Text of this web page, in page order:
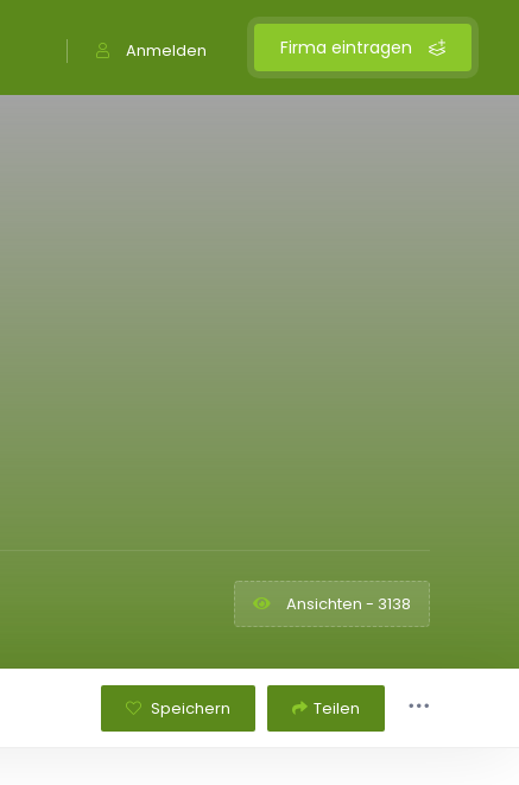
Firma eintragen
Anmelden
Ansichten - 3138
Speichern Teilen